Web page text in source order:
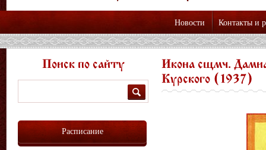
Новости Контакты и
Икона сщмч.
Курского (1937)
Поиск по сайту
Расписание